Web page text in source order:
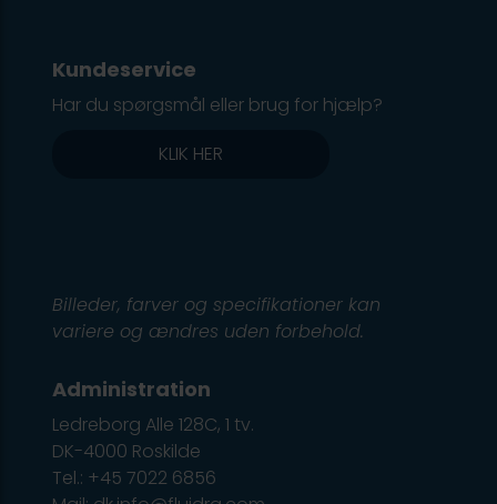
Kundeservice
Har du spørgsmål eller brug for hjælp?
KLIK HER
Billeder, farver og specifikationer kan
variere og ændres uden forbehold.
Administration
Ledreborg Alle 128C, 1 tv.
DK-4000 Roskilde
Tel.: +45 7022 6856